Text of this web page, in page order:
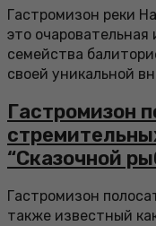
Гастромизон реки
это очаровательная
семейства
своей уникальной
Гастромизон
“Сказочной
Гастромизон
также известный